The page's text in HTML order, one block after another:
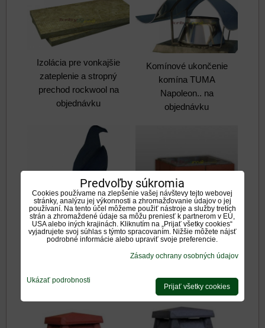
Izolácia pre vonkajšie
zateplenie a stropný
prechod rockwool na
objednávku
Komínové ukončenie
komína TUMA
Napoleon.. na
objednávku
objednávku
Nadstrešný dekoračný
prvok imitácia tehla na
objednavku
Predvoľby súkromia
Cookies používame na zlepšenie vašej návštevy tejto webovej
stránky, analýzu jej výkonnosti a zhromažďovanie údajov o jej
používaní. Na tento účel môžeme použiť nástroje a služby tretích
strán a zhromaždené údaje sa môžu preniesť k partnerom v EÚ,
USA alebo iných krajinách. Kliknutím na „Prijať všetky cookies“
vyjadrujete svoj súhlas s týmto spracovaním. Nižšie môžete nájsť
podrobné informácie alebo upraviť svoje preferencie.
Zásady ochrany osobných údajov
Ukázať podrobnosti
Prijať všetky cookies